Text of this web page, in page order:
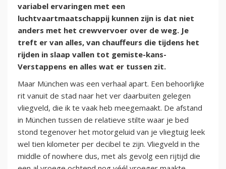
variabel ervaringen met een
luchtvaartmaatschappij kunnen zijn is dat niet
anders met het crewvervoer over de weg. Je
treft er van alles, van chauffeurs die tijdens het
rijden in slaap vallen tot gemiste-kans-
Verstappens en alles wat er tussen zit.
Maar München was een verhaal apart. Een behoorlijke
rit vanuit de stad naar het ver daarbuiten gelegen
vliegveld, die ik te vaak heb meegemaakt. De afstand
in München tussen de relatieve stilte waar je bed
stond tegenover het motorgeluid van je vliegtuig leek
wel tien kilometer per decibel te zijn. Vliegveld in the
middle of nowhere dus, met als gevolg een rijtijd die